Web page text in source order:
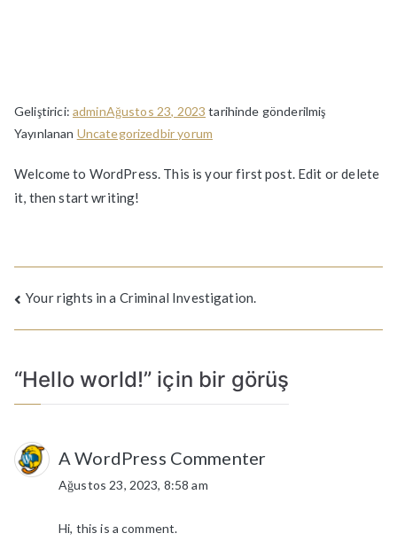
Geliştirici: adminAğustos 23, 2023 tarihinde gönderilmiş
Yayınlanan UncategorizedHello
için
bir yorum
Welcome to WordPress. This is your first post. Edit or delete
it, then start writing!
Yazı
gezinmesi
Your rights in a Criminal Investigation.
“Hello world!” için bir görüş
A WordPress Commenter
Ağustos 23, 2023, 8:58 am
Hi, this is a comment.